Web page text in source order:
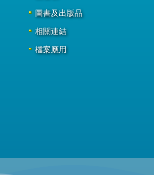
圖書及出版品
相關連結
檔案應用